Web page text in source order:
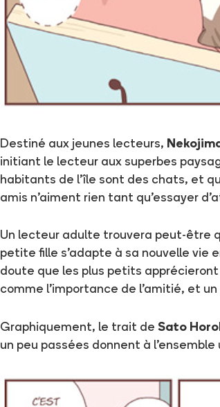
Destiné aux jeunes lecteurs,
initiant le lecteur aux superbes
habitants de l'île sont des chats, et
amis n'aiment rien tant qu'essayer
Un lecteur adulte trouvera peut-être
petite fille s'adapte à sa nouvelle vie
doute que les plus petits
comme l'importance de l'amitié, et
Graphiquement, le trait de Sato
un peu passées donnent à